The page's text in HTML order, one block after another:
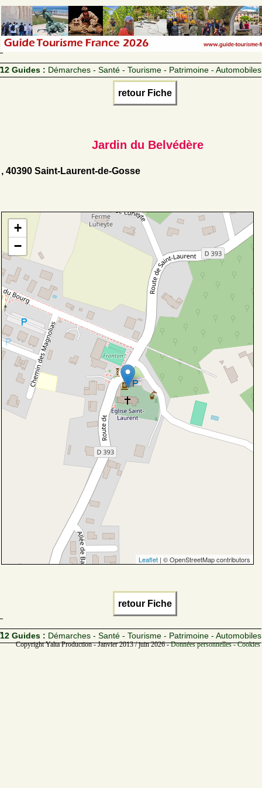
12 Guides : Démarches - Santé - Tourisme - Patrimoine - Automobiles
retour Fiche
Jardin du Belvédère
, 40390 Saint-Laurent-de-Gosse
+
−
Leaflet | © OpenStreetMap contributors
retour Fiche
12 Guides : Démarches - Santé - Tourisme - Patrimoine - Automobiles
Copyright Yalta Production - Janvier 2013 / juin 2026 -Données personnelles -